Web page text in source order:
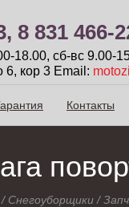
8 831 466-
18.00, сб-вc 9.00-
6, кор 3 Email:
Контакты
Снегоуборщики/